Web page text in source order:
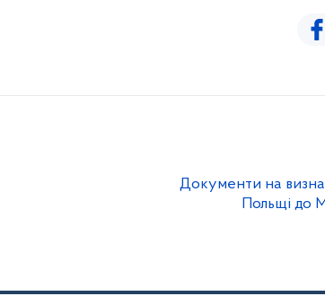
Документи на
Польщі до